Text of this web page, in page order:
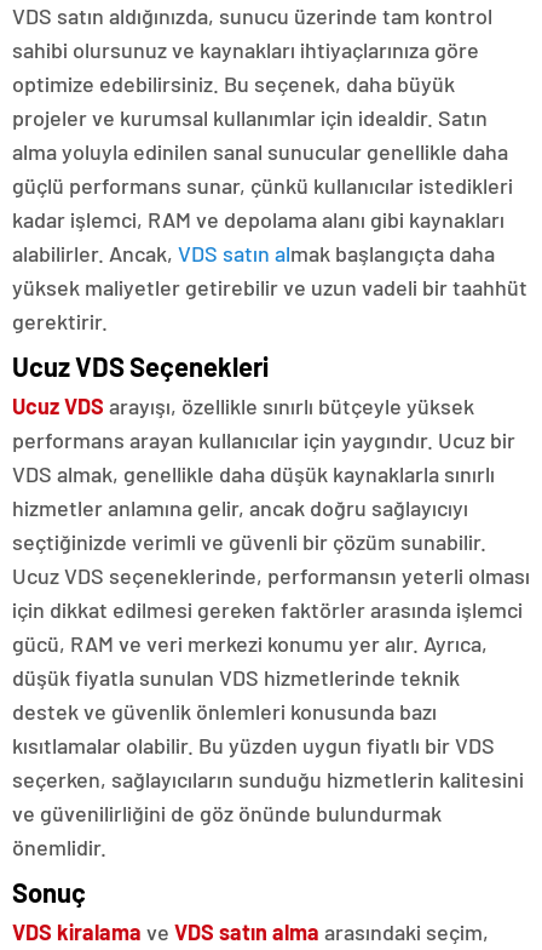
VDS satın aldığınızda, sunucu üzerinde tam kontrol
sahibi olursunuz ve kaynakları ihtiyaçlarınıza göre
optimize edebilirsiniz. Bu seçenek, daha büyük
projeler ve kurumsal kullanımlar için idealdir. Satın
alma yoluyla edinilen sanal sunucular genellikle daha
güçlü performans sunar, çünkü kullanıcılar istedikleri
kadar işlemci, RAM ve depolama alanı gibi kaynakları
alabilirler. Ancak, VDS satın almak başlangıçta daha
yüksek maliyetler getirebilir ve uzun vadeli bir taahhüt
gerektirir.
Ucuz VDS Seçenekleri
Ucuz VDS arayışı, özellikle sınırlı bütçeyle yüksek
performans arayan kullanıcılar için yaygındır. Ucuz bir
VDS almak, genellikle daha düşük kaynaklarla sınırlı
hizmetler anlamına gelir, ancak doğru sağlayıcıyı
seçtiğinizde verimli ve güvenli bir çözüm sunabilir.
Ucuz VDS seçeneklerinde, performansın yeterli olması
için dikkat edilmesi gereken faktörler arasında işlemci
gücü, RAM ve veri merkezi konumu yer alır. Ayrıca,
düşük fiyatla sunulan VDS hizmetlerinde teknik
destek ve güvenlik önlemleri konusunda bazı
kısıtlamalar olabilir. Bu yüzden uygun fiyatlı bir VDS
seçerken, sağlayıcıların sunduğu hizmetlerin kalitesini
ve güvenilirliğini de göz önünde bulundurmak
önemlidir.
Sonuç
VDS kiralama ve VDS satın alma arasındaki seçim,